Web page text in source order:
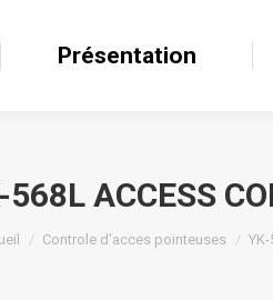
Présentation
568L ACCESS
Controle d'acces pointeuses
Présentation